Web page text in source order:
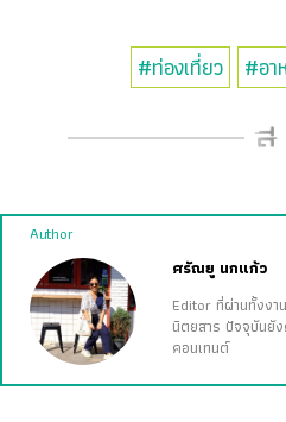
#ท่องเที่ยว #อา
Author
ศรัณยู นกแก้ว
Editor ที่ผ่านทั้งง
นิตยสาร ปัจจุบันยั
คอนเทนต์